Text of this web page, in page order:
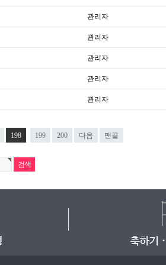
관리자
관리자
관리자
관리자
관리자
198 199 200 다음 맨끝